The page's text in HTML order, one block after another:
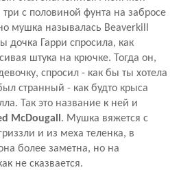
с половиной фунта на забросе
мушка называлась Beaverkill
дочка Гарри спросила, как
штука на крючке. Тогда он,
спросил - как бы ты хотела
странный - как будто крыса
Так это название к ней и
McDougall . Мушка вяжется с
и из меха теленка, в
более заметна, но на
не сказвается.